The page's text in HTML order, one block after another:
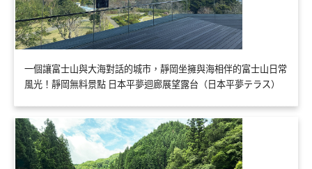
一個讓富士山與大海對話的城市，靜岡坐擁與海相伴的富士山日常
風光！靜岡無料景點 日本平夢迴廊展望露台（日本平夢テラス）